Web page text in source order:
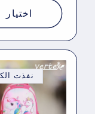
اختيار
نفذت